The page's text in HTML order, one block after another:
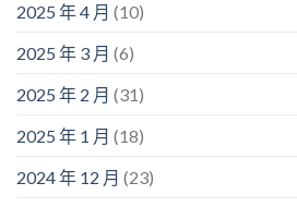
2025 年 4 月 (10)
2025 年 3 月 (6)
2025 年 2 月 (31)
2025 年 1 月 (18)
2024 年 12 月 (23)